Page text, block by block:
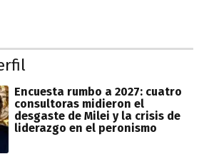
Encuesta rumbo a 2027: cuatro
consultoras midieron el
desgaste de Milei y la crisis de
liderazgo en el peronismo